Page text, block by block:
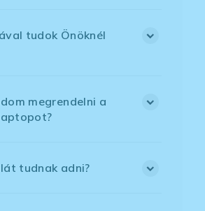
tudok Önöknél
megrendelni a
tudnak adni?